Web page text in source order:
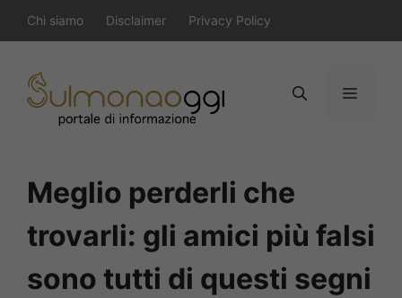
al
contenuto
Chi siamo Disclaimer Privacy Policy
Menu
Meglio perderli che
trovarli: gli amici più falsi
sono tutti di questi segni